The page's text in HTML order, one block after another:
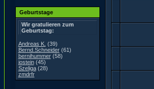
Geburtstage
Wir gratulieren zum
Geburtstag:
Andreas K. (39)
Bernd.Schneider(61)
bernihummer(58)
jostein(45)
Szeliga(28)
zmdrfr